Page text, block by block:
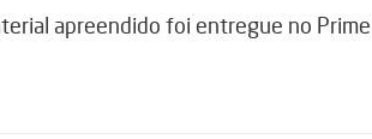
apreendido foi entregue no